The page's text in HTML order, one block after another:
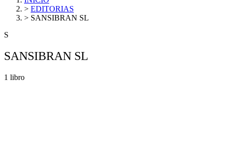
> EDITORIAS
> SANSIBRAN SL
S
SANSIBRAN SL
1 libro